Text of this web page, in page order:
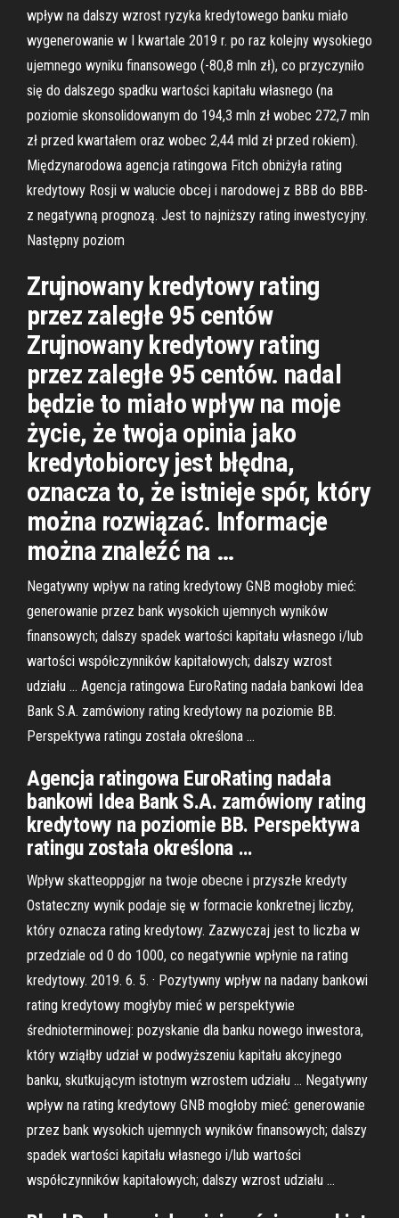
wpływ na dalszy wzrost ryzyka kredytowego banku miało
wygenerowanie w I kwartale 2019 r. po raz kolejny wysokiego
ujemnego wyniku finansowego (-80,8 mln zł), co przyczyniło
się do dalszego spadku wartości kapitału własnego (na
poziomie skonsolidowanym do 194,3 mln zł wobec 272,7 mln
zł przed kwartałem oraz wobec 2,44 mld zł przed rokiem).
Międzynarodowa agencja ratingowa Fitch obniżyła rating
kredytowy Rosji w walucie obcej i narodowej z BBB do BBB-
z negatywną prognozą. Jest to najniższy rating inwestycyjny.
Następny poziom
Zrujnowany kredytowy rating
przez zaległe 95 centów
Zrujnowany kredytowy rating
przez zaległe 95 centów. nadal
będzie to miało wpływ na moje
życie, że twoja opinia jako
kredytobiorcy jest błędna,
oznacza to, że istnieje spór, który
można rozwiązać. Informacje
można znaleźć na …
Negatywny wpływ na rating kredytowy GNB mogłoby mieć:
generowanie przez bank wysokich ujemnych wyników
finansowych; dalszy spadek wartości kapitału własnego i/lub
wartości współczynników kapitałowych; dalszy wzrost
udziału … Agencja ratingowa EuroRating nadała bankowi Idea
Bank S.A. zamówiony rating kredytowy na poziomie BB.
Perspektywa ratingu została określona …
Agencja ratingowa EuroRating nadała
bankowi Idea Bank S.A. zamówiony rating
kredytowy na poziomie BB. Perspektywa
ratingu została określona …
Wpływ skatteoppgjør na twoje obecne i przyszłe kredyty
Ostateczny wynik podaje się w formacie konkretnej liczby,
który oznacza rating kredytowy. Zazwyczaj jest to liczba w
przedziale od 0 do 1000, co negatywnie wpłynie na rating
kredytowy. 2019. 6. 5. · Pozytywny wpływ na nadany bankowi
rating kredytowy mogłyby mieć w perspektywie
średnioterminowej: pozyskanie dla banku nowego inwestora,
który wziąłby udział w podwyższeniu kapitału akcyjnego
banku, skutkującym istotnym wzrostem udziału … Negatywny
wpływ na rating kredytowy GNB mogłoby mieć: generowanie
przez bank wysokich ujemnych wyników finansowych; dalszy
spadek wartości kapitału własnego i/lub wartości
współczynników kapitałowych; dalszy wzrost udziału …